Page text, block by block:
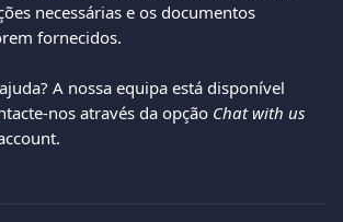
necessárias e os documentos
fornecidos.
A nossa equipa está disponível
nos através da opção Chat with us